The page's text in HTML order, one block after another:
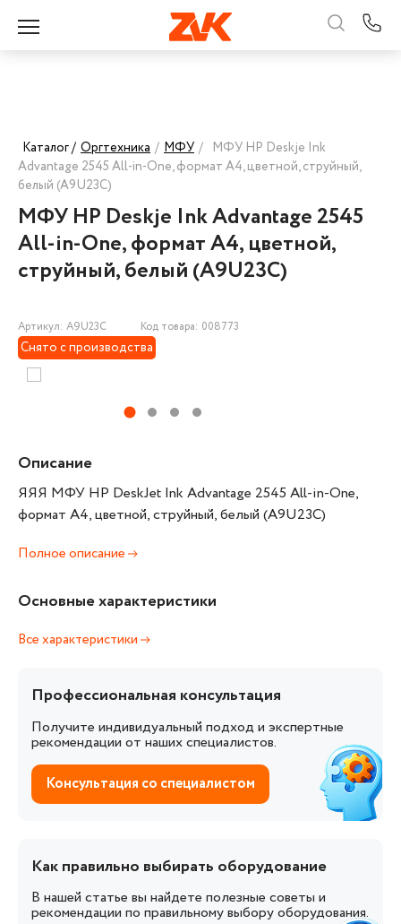
Каталог / Оргтехника / МФУ / МФУ HP Deskje Ink
Advantage 2545 All-in-One, формат А4, цветной, струйный,
белый (A9U23C)
МФУ HP Deskje Ink Advantage 2545
All-in-One, формат А4, цветной,
струйный, белый (A9U23C)
Артикул: A9U23C Код товара: 008773
Снято с производства
Описание
ЯЯЯ МФУ HP DeskJet Ink Advantage 2545 All-in-One,
формат А4, цветной, струйный, белый (A9U23C)
Полное описание
Основные характеристики
Все характеристики
Профессиональная консультация
Получите индивидуальный подход и экспертные
рекомендации от наших специалистов.
Консультация со специалистом
Как правильно выбирать оборудование
В нашей статье вы найдете полезные советы и
рекомендации по правильному выбору оборудования.